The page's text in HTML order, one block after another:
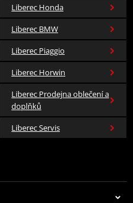
Liberec Honda
Liberec BMW
Liberec Piaggio
Liberec Horwin
Liberec Prodejna oblečení a
doplňků
Liberec Servis